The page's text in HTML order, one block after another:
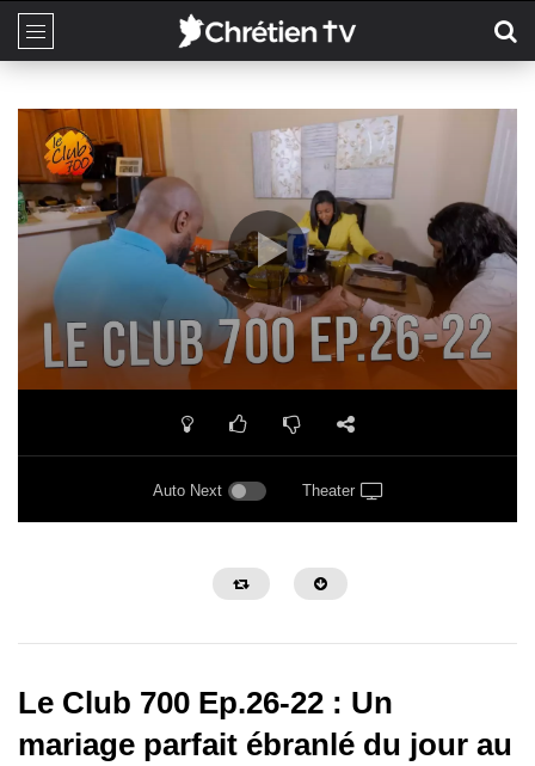
Auto Next Theater
Le Club 700 Ep.26-22 : Un
mariage parfait ébranlé du jour au